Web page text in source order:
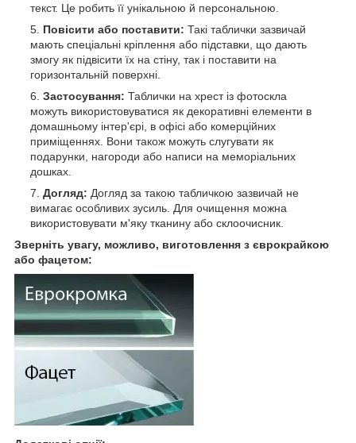
текст. Це робить її унікальною й персональною.
Повісити або поставити: Такі таблички зазвичай
мають спеціальні кріплення або підставки, що дають
змогу як підвісити їх на стіну, так і поставити на
горизонтальній поверхні.
Застосування: Таблички на хрест із фотоскла
можуть використовуватися як декоративні елементи в
домашньому інтер'єрі, в офісі або комерційних
приміщеннях. Вони також можуть слугувати як
подарунки, нагороди або написи на меморіальних
дошках.
Догляд: Догляд за такою табличкою зазвичай не
вимагає особливих зусиль. Для очищення можна
використовувати м'яку тканину або склоочисник.
Зверніть увагу, можливо, виготовлення з єврокрайкою
або фацетом: